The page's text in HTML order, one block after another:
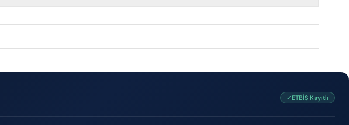
✓ETBİS Kayıtlı